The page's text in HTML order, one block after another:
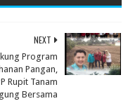
NEXT
Program
Pangan,
Rupit Tanam
Bersama